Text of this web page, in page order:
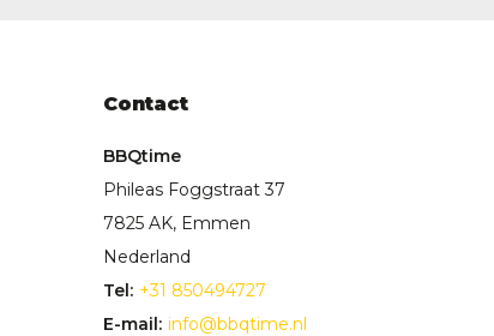
Contact
BBQtime
Phileas Foggstraat 37
7825 AK, Emmen
Nederland
Tel: +31 850494727
E-mail: info@bbqtime.nl